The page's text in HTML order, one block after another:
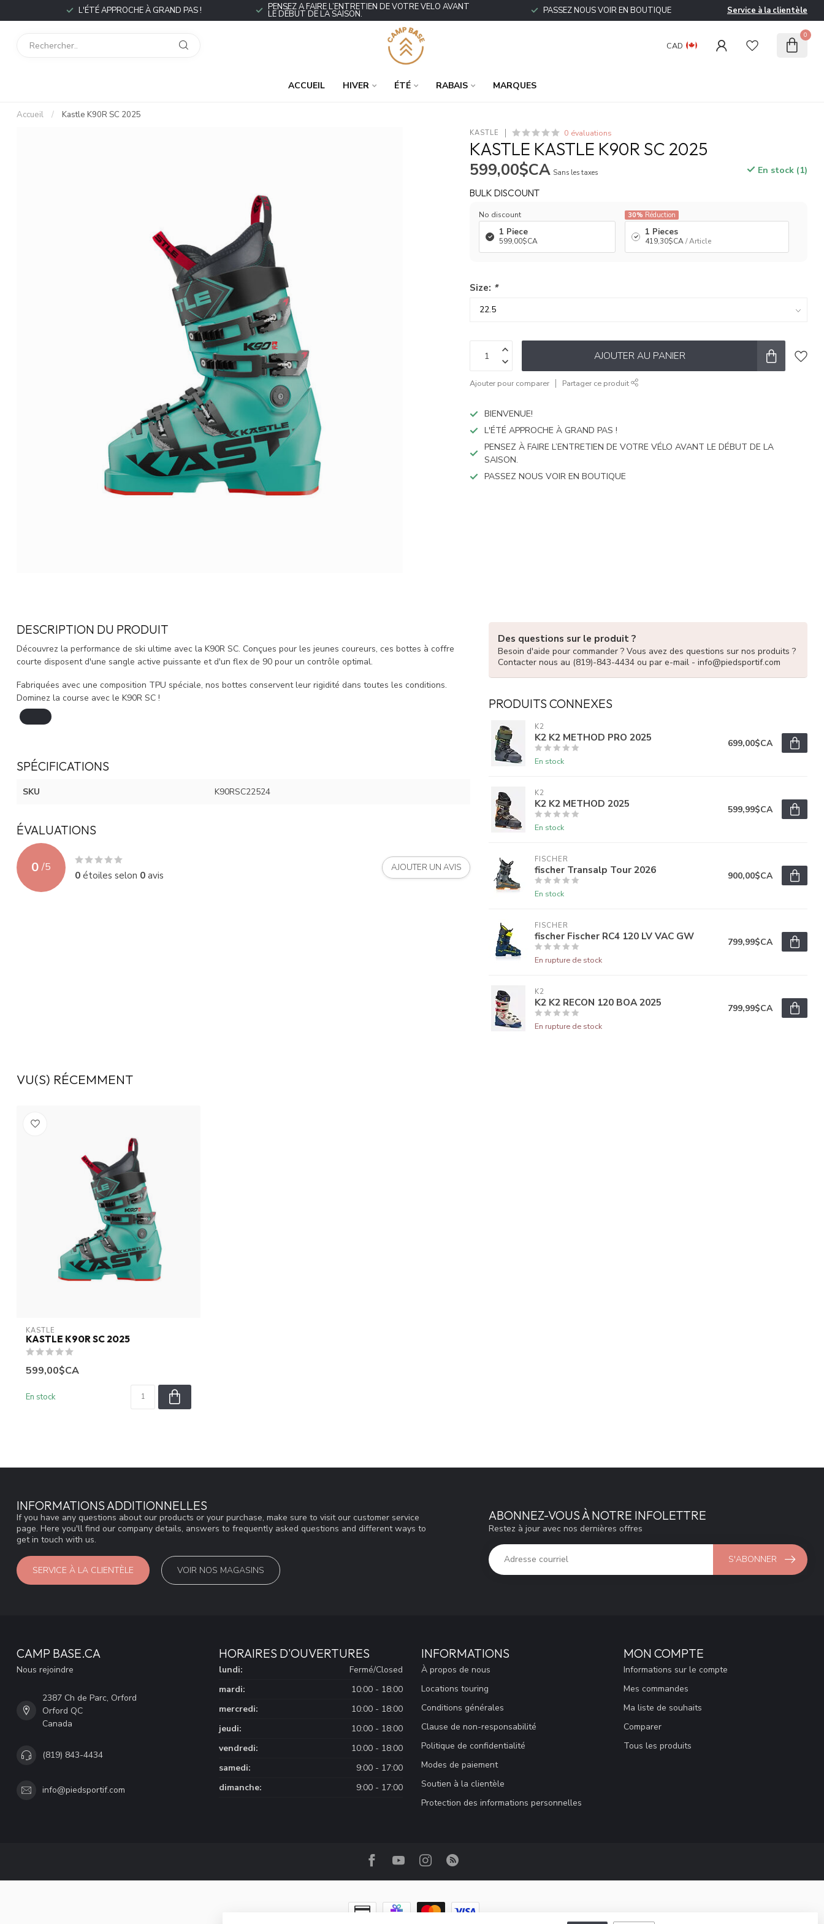
L'ÉTÉ APPROCHE À GRAND PAS ! PENSEZ À FAIRE L’ENTRETIEN DE VOTRE VÉLO AVANT
LE DÉBUT DE LA SAISON. PASSEZ NOUS VOIR EN BOUTIQUE Service à la clientèle
CAD
0
ACCUEIL HIVER ÉTÉ RABAIS MARQUES
Accueil / Kastle K90R SC 2025
KASTLE 0 évaluations
KASTLE KASTLE K90R SC 2025
599,00$CA Sans les taxes
En stock (1)
BULK DISCOUNT
No discount
1 Piece
599,00$CA
30% Réduction
1 Pieces
419,30$CA/ Article
Size: *
AJOUTER AU PANIER
Ajouter pour comparer Partager ce produit
BIENVENUE!
L'ÉTÉ APPROCHE À GRAND PAS !
PENSEZ À FAIRE L’ENTRETIEN DE VOTRE VÉLO AVANT LE DÉBUT DE LA
SAISON.
PASSEZ NOUS VOIR EN BOUTIQUE
DESCRIPTION DU PRODUIT
Découvrez la performance de ski ultime avec la K90R SC. Conçues pour les jeunes coureurs, ces bottes à coffre
courte disposent d'une sangle active puissante et d'un flex de 90 pour un contrôle optimal.
Fabriquées avec une composition TPU spéciale, nos bottes conservent leur rigidité dans toutes les conditions.
Dominez la course avec le K90R SC !
SPÉCIFICATIONS
SKU K90RSC22524
ÉVALUATIONS
0 /5
0étoiles selon 0avis
AJOUTER UN AVIS
Des questions sur le produit ?
Besoin d'aide pour commander ? Vous avez des questions sur nos produits ?
Contacter nous au (819)-843-4434 ou par e-mail - info@piedsportif.com
PRODUITS CONNEXES
K2
K2 K2 METHOD PRO 2025
En stock
699,00$CA
K2
K2 K2 METHOD 2025
En stock
599,99$CA
FISCHER
fischer Transalp Tour 2026
En stock
900,00$CA
FISCHER
fischer Fischer RC4 120 LV VAC GW
En rupture de stock
799,99$CA
K2
K2 K2 RECON 120 BOA 2025
En rupture de stock
799,99$CA
VU(S) RÉCEMMENT
KASTLE
KASTLE K90R SC 2025
599,00$CA
En stock
INFORMATIONS ADDITIONNELLES
If you have any questions about our products or your purchase, make sure to visit our customer service
page. Here you'll find our company details, answers to frequently asked questions and different ways to
get in touch with us.
SERVICE À LA CLIENTÈLE VOIR NOS MAGASINS
ABONNEZ-VOUS À NOTRE INFOLETTRE
Restez à jour avec nos dernières offres
S'ABONNER
CAMP BASE.CA
Nous rejoindre
2387 Ch de Parc, Orford
Orford QC
Canada
(819) 843-4434
info@piedsportif.com
HORAIRES D'OUVERTURES
lundi:
Fermé/Closed
mardi:
10:00 - 18:00
mercredi:
10:00 - 18:00
jeudi:
10:00 - 18:00
vendredi:
10:00 - 18:00
samedi:
9:00 - 17:00
dimanche:
9:00 - 17:00
INFORMATIONS
À propos de nous
Locations touring
Conditions générales
Clause de non-responsabilité
Politique de confidentialité
Modes de paiement
Soutien à la clientèle
Protection des informations personnelles
MON COMPTE
Informations sur le compte
Mes commandes
Ma liste de souhaits
Comparer
Tous les produits